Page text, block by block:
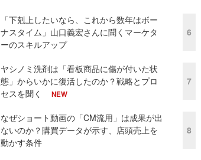
「下剋上したいなら、これから数年はボー
ナスタイム」山口義宏さんに聞くマーケタ
ーのスキルアップ
ヤシノミ洗剤は「看板商品に傷が付いた状
態」からいかに復活したのか？戦略とプロ
セスを聞く
NEW
なぜショート動画の「CM流用」は成果が出
ないのか？購買データが示す、店頭売上を
動かす条件
6
7
8